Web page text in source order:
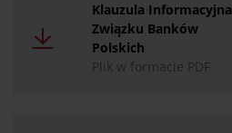
Klauzula Informacyjna
Związku Banków
Polskich
Plik w formacie PDF